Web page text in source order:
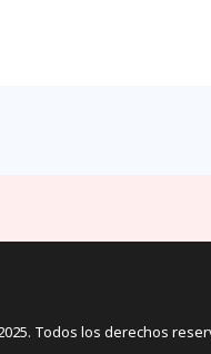
Todos los derechos